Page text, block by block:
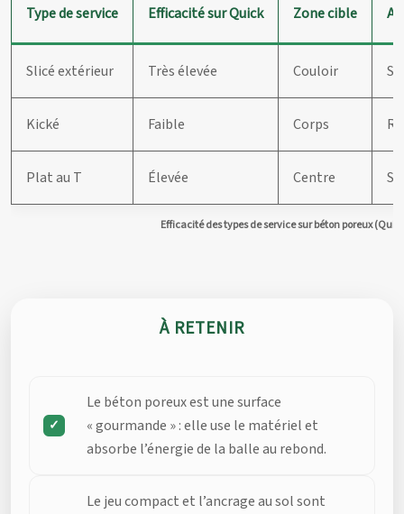
Efficacité des types de service sur béton poreux
Type de service Efficacité sur Quick Zone cible
Slicé extérieur Très élevée Couloir
Kické Faible Corps
Plat au T Élevée Centre
À RETENIR
Le béton poreux est une surface
« gourmande » : elle use le matériel et
absorbe l’énergie de la balle au rebond.
Le jeu compact et l’ancrage au sol sont